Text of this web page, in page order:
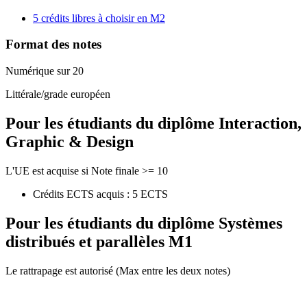
5 crédits libres à choisir en M2
Format des notes
Numérique sur 20
Littérale/grade européen
Pour les étudiants du diplôme Interaction,
Graphic & Design
L'UE est acquise si Note finale >= 10
Crédits ECTS acquis : 5 ECTS
Pour les étudiants du diplôme Systèmes
distribués et parallèles M1
Le rattrapage est autorisé (Max entre les deux notes)